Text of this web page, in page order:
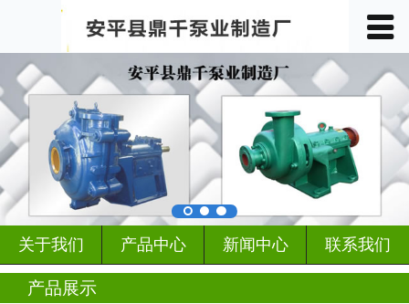
 首页
关于我们
产品中心
车间展示
客户见证
󰀥
关于我们 产品中心 新闻中心 联系我们
产品展示